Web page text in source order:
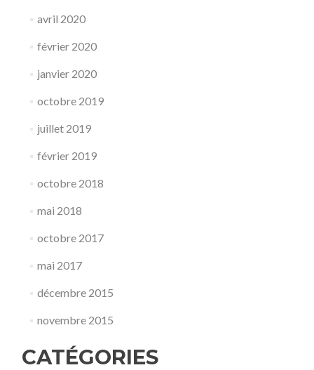
avril 2020
février 2020
janvier 2020
octobre 2019
juillet 2019
février 2019
octobre 2018
mai 2018
octobre 2017
mai 2017
décembre 2015
novembre 2015
CATÉGORIES